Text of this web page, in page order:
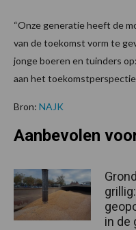
“Onze generatie heeft de
van de toekomst vorm te
jonge boeren en tuinders
aan het
Bron: NAJK
Aanbevolen
in de